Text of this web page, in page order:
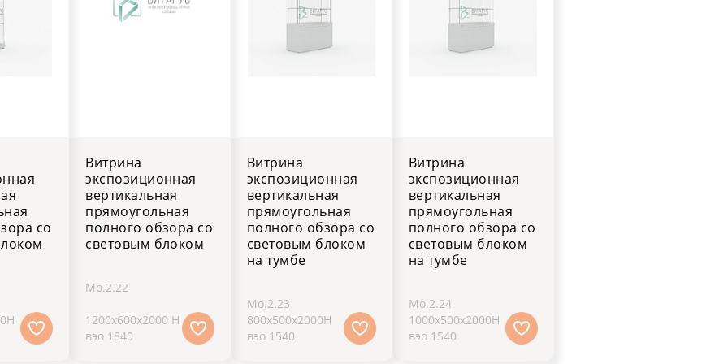
со
Витрина
экспозиционная
вертикальная
прямоугольная
полного обзора со
световым блоком
Мо.2.22
1200х600х2000 H
вэо 1840
Витрина
экспозиционная
вертикальная
прямоугольная
полного обзора со
световым блоком
на тумбе
Мо.2.23
800х500х2000H
вэо 1540
Витрина
экспозиционная
вертикальная
прямоугольная
полного обзора со
световым блоком
на тумбе
Мо.2.24
1000х500х2000H
вэо 1540